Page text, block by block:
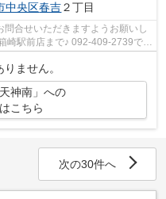
中央区春吉２丁目
合せいただきますようお願いし
崎駅前店まで♪ 092-409-2739で
ません。
神南」への
こちら
次の30件へ